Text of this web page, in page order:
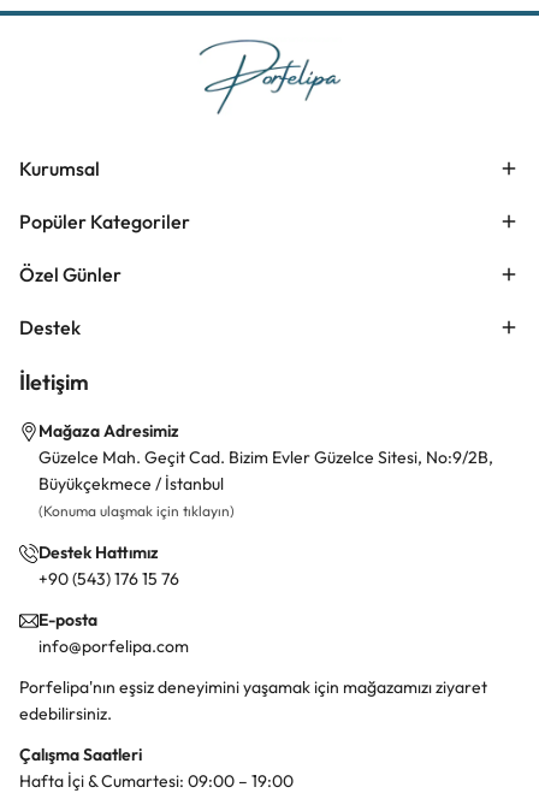
Kurumsal
Popüler Kategoriler
Özel Günler
Destek
İletişim
Mağaza Adresimiz
Güzelce Mah. Geçit Cad. Bizim Evler Güzelce Sitesi, No:9/2B,
Büyükçekmece / İstanbul
(Konuma ulaşmak için tıklayın)
Destek Hattımız
+90 (543) 176 15 76
E-posta
info@porfelipa.com
Porfelipa'nın eşsiz deneyimini yaşamak için mağazamızı ziyaret
edebilirsiniz.
Çalışma Saatleri
Hafta İçi & Cumartesi: 09:00 – 19:00